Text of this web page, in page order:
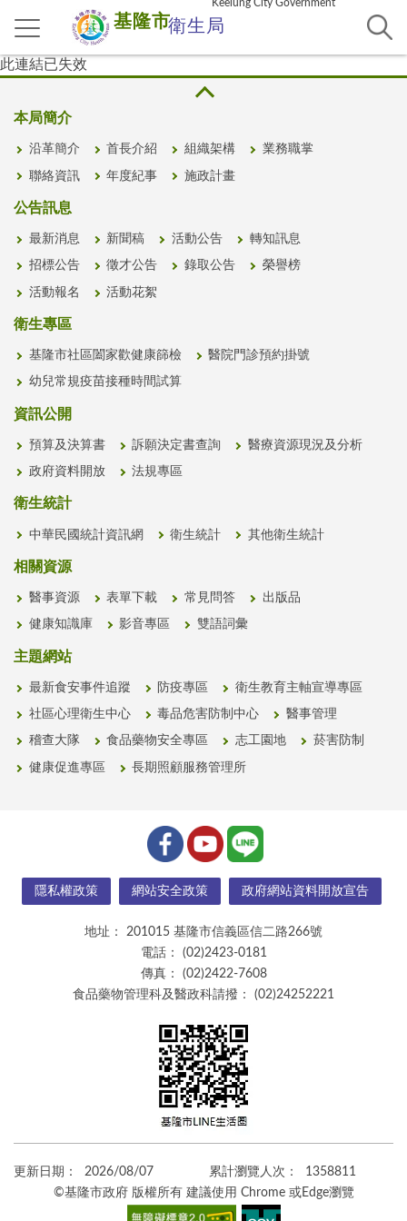
基隆市衛生局
Keelung City Government
此連結已失效
本局簡介
沿革簡介 首長介紹 組織架構 業務職掌
聯絡資訊 年度紀事 施政計畫
公告訊息
最新消息 新聞稿 活動公告 轉知訊息
招標公告 徵才公告 錄取公告 榮譽榜
活動報名 活動花絮
衛生專區
基隆市社區闔家歡健康篩檢 醫院門診預約掛號
幼兒常規疫苗接種時間試算
資訊公開
預算及決算書 訴願決定書查詢 醫療資源現況及分析
政府資料開放 法規專區
衛生統計
中華民國統計資訊網 衛生統計 其他衛生統計
相關資源
醫事資源 表單下載 常見問答 出版品
健康知識庫 影音專區 雙語詞彙
主題網站
最新食安事件追蹤 防疫專區 衛生教育主軸宣導專區
社區心理衛生中心 毒品危害防制中心 醫事管理
稽查大隊 食品藥物安全專區 志工園地 菸害防制
健康促進專區 長期照顧服務管理所
隱私權政策 網站安全政策 政府網站資料開放宣告
地址：
201015 基隆市信義區信二路266號
電話：
(02)2423-0181
傳真：
(02)2422-7608
食品藥物管理科及醫政科請撥：
(02)24252221
更新日期： 2026/08/07 累計瀏覽人次：
1358811
©基隆市政府 版權所有 建議使用 Chrome 或Edge瀏覽